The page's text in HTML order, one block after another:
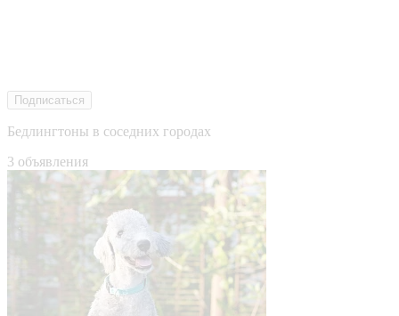
Подписаться
Бедлингтоны в соседних городах
3 объявления